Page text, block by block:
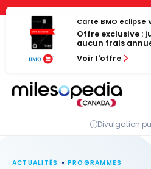
Panneau de gestion des
Passer
contenu
Carte BMO eclipse
Offre exclusive :
aucun frais
Voir l'offre
Divulgation
ACTUALITÉS PROGRAMMES